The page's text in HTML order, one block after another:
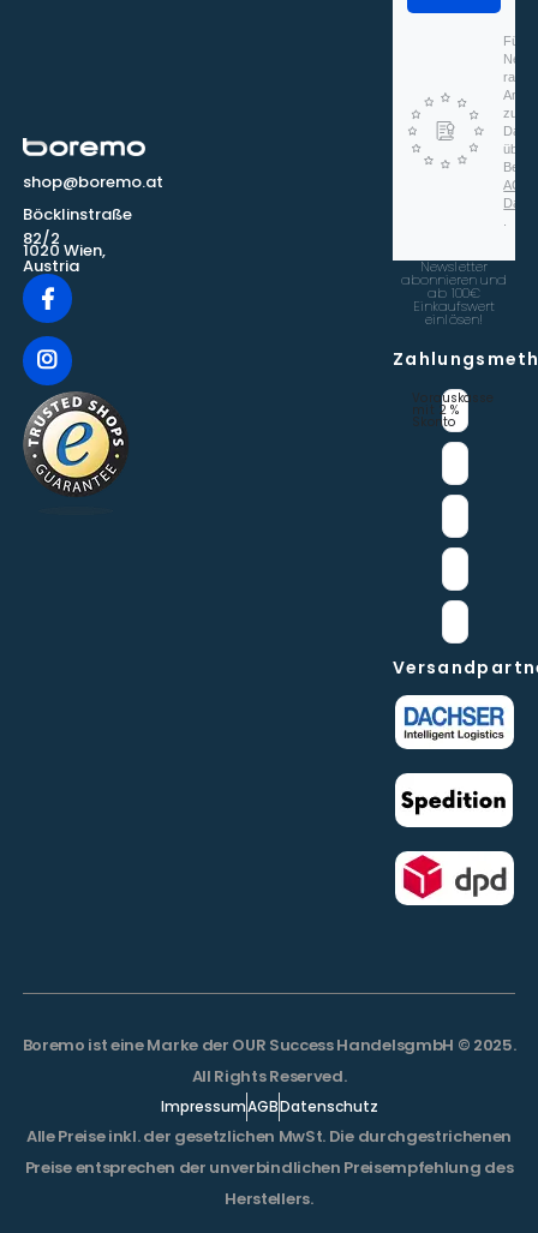
shop@boremo.at
Böcklinstraße
82/2
1020 Wien,
Austria
Für
zu,
AGB
Newsletter
abonnieren und
ab 100€
Einkaufswert
einlösen!
Vorauskasse
mit 2 %
Skonto
Boremo ist eine Marke der OUR Success HandelsgmbH © 2025.
All Rights Reserved.
ImpressumAGBDatenschutz
Alle Preise inkl. der gesetzlichen MwSt. Die durchgestrichenen
Preise entsprechen der unverbindlichen Preisempfehlung des
Herstellers.